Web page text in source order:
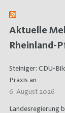
Aktuelle
Rheinland-
Steiniger: CDU-
Praxis an
6. August 2026
Landesregierung